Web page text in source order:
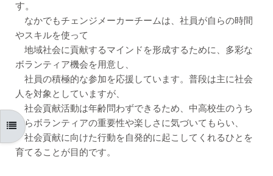
コースインデックスを開く
す。
なかでもチェンジメーカーチームは、社員が自らの時間
やスキルを使って
地域社会に貢献するマインドを形成するために、多彩な
ボランティア機会を用意し、
社員の積極的な参加を応援しています。普段は主に社会
人を対象としていますが、
社会貢献活動は年齢問わずできるため、中高校生のうち
からボランティアの重要性や楽しさに気づいてもらい、
社会貢献に向けた行動を自発的に起こしてくれるひとを
育てることが目的です。